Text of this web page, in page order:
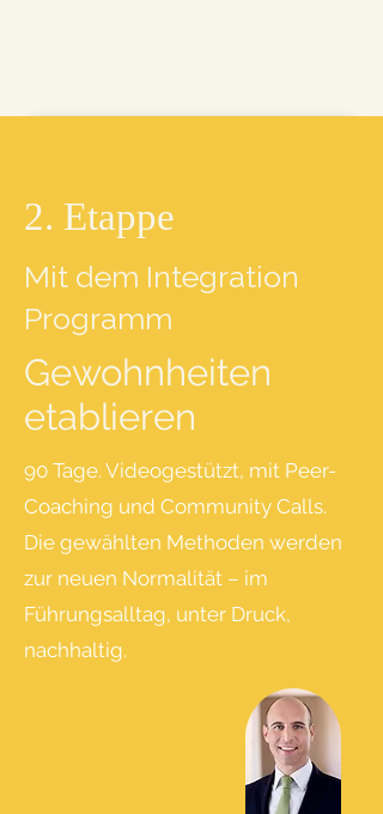
2. Etappe
Mit dem Integration
Programm
Gewohnheiten
etablieren
90 Tage. Videogestützt, mit Peer-
Coaching und Community Calls.
Die gewählten Methoden werden
zur neuen Normalität – im
Führungsalltag, unter Druck,
nachhaltig.